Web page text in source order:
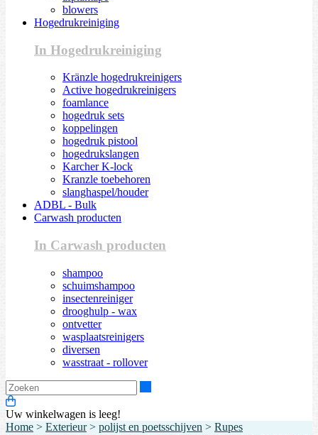
blowers
Hogedrukreiniging
In Hogedrukreiniging
Kränzle hogedrukreinigers
Active hogedrukreinigers
foamlance
hogedruk sets
koppelingen
hogedruk pistool
hogedrukslangen
Karcher K-lock
Kranzle toebehoren
slanghaspel/houder
ADBL - Bulk
Carwash producten
In Carwash producten
shampoo
schuimshampoo
insectenreiniger
drooghulp - wax
ontvetter
wasplaatsreinigers
diversen
wasstraat - rollover
Uw winkelwagen is leeg!
Home > Exterieur> polijst en poetsschijven > Rupes